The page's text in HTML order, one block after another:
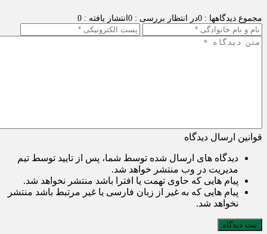
مجموع دیدگاهها : 0 در انتظار بررسی : 0 انتشار یافته : 0
قوانین ارسال دیدگاه
دیدگاه های ارسال شده توسط شما، پس از تایید توسط تیم
مدیریت در وب منتشر خواهد شد.
پیام هایی که حاوی تهمت یا افترا باشد منتشر نخواهد شد.
پیام هایی که به غیر از زبان فارسی یا غیر مرتبط باشد منتشر
نخواهد شد.
ثبت دیدگاه